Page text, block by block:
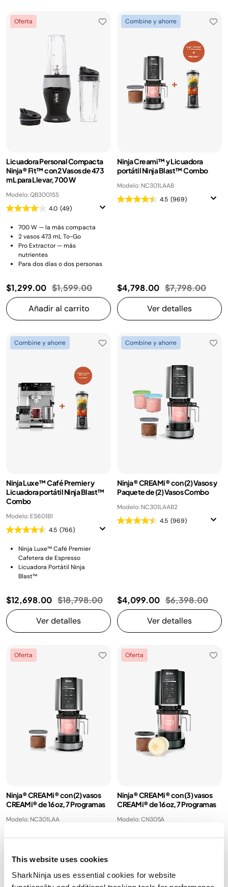
This website uses cookies
SharkNinja uses essential cookies for website
Oferta
Licuadora Personal Compacta
Ninja® Fit™ con 2 Vasos de 473
mL para Llevar, 700 W
Modelo: QB3001SS
4.0 (49)
700 W — la más compacta
2 vasos 473 mL To-Go
Pro Extractor — más
nutrientes
Para dos días o dos personas
$1,299.00 Precio reducido de
$1,599.00a
Añadir al carrito
Combine y ahorre
Ninja Creami™ y Licuadora
portátil Ninja Blast™ Combo
Modelo: NC301LAAB
4.5 (969)
$4,798.00 Precio
$7,798.00a
Ver detalles
Combine y ahorre
Ninja Luxe™ Café Premier y
Licuadora portátil Ninja Blast™
Combo
Modelo: ES601B1
4.5 (766)
Ninja Luxe™ Café Premier
Cafetera de Espresso
Licuadora Portátil Ninja
Blast™
$12,698.00 Precio reducido de
$18,798.00a
Ver detalles
Combine y ahorre
Ninja® CREAMi® con (2) Vasos y
Paquete de (2) Vasos Combo
Modelo: NC301LAAB2
4.5 (969)
$4,099.00 Precio
$6,398.00a
Ver detalles
Oferta
Ninja® CREAMi® con (2) vasos
CREAMi® de 16 oz, 7 Programas
Modelo: NC301LAA
adicionales con el cupón
Oferta
Ninja® CREAMi® con (3) vasos
CREAMi® de 16 oz, 7 Programas
Modelo: CN305A